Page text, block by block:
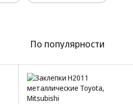
По популярности